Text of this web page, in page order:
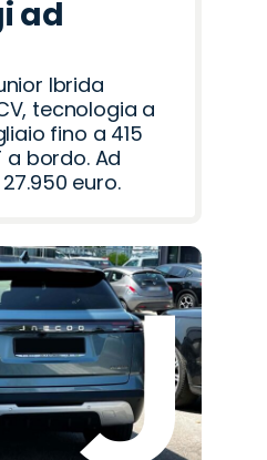
ad
Ibrida
tecnologia a
fino a 415
a bordo. Ad
euro.